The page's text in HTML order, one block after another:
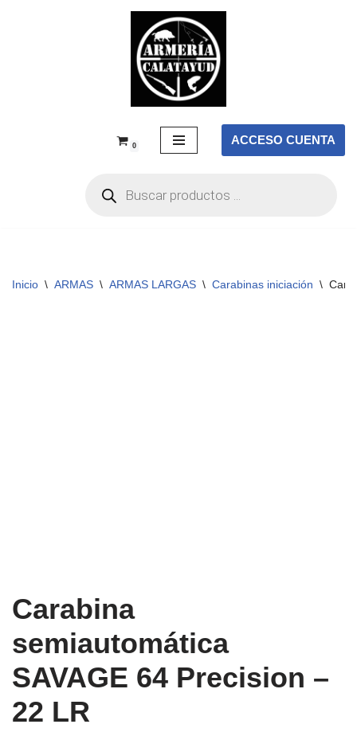
0 ACCESO CUENTA
Inicio \ ARMAS \ ARMAS LARGAS \ Carabinas iniciación \
Carabina
semiautomática
SAVAGE 64 Precision –
22 LR